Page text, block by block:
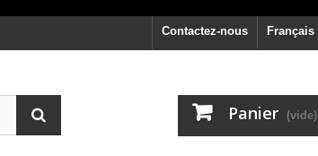
Français
Contactez-nous
Panier (vide)